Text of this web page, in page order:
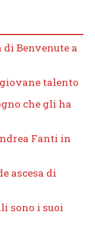
Benvenute a
talento
che gli ha
Fanti in
ascesa di
sono i suoi